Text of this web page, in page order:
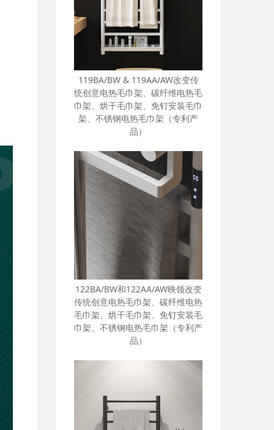
119BA/BW & 119AA/AW改变传
统创意电热毛巾架、碳纤维电热毛
巾架、烘干毛巾架、免钉安装毛巾
架、不锈钢电热毛巾架（专利产
品）
122BA/BW和122AA/AW映领改变
传统创意电热毛巾架、碳纤维电热
巾架、不锈钢电热毛巾架（专利产